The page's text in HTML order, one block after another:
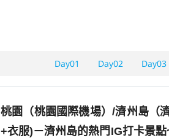
Day01 Day02 Day03
桃園（桃園國際機場）/濟州島（
+衣服)－濟州島的熱門IG打卡景